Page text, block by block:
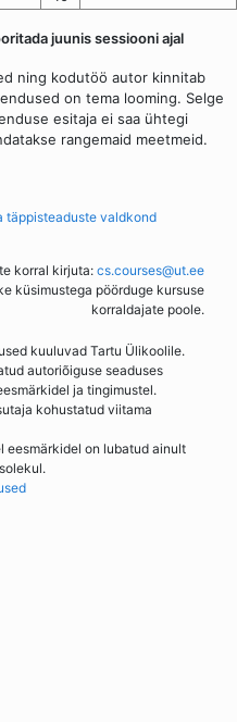
juunis sessiooni ajal
ning kodutöö autor kinnitab
on tema looming. Selge
esitaja ei saa ühtegi
rangemaid meetmeid.
täppisteaduste valdkond
korral kirjuta: cs.courses@ut.ee
küsimustega pöörduge kursuse
korraldajate poole.
kuuluvad Tartu Ülikoolile.
autoriõiguse seaduses
ja tingimustel.
kohustatud viitama
eesmärkidel on lubatud ainult